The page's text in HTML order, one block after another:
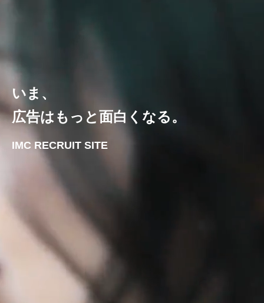
いま、
広告はもっと面白くなる。
IMC RECRUIT SITE